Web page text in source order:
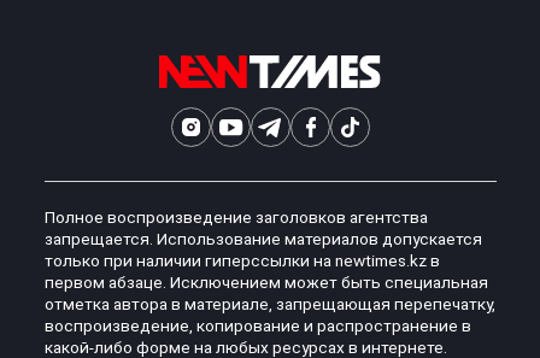
Полное воспроизведение заголовков агентства
запрещается. Использование материалов допускается
только при наличии гиперссылки на newtimes.kz в
первом абзаце. Исключением может быть специальная
отметка автора в материале, запрещающая перепечатку,
воспроизведение, копирование и распространение в
какой-либо форме на любых ресурсах в интернете.